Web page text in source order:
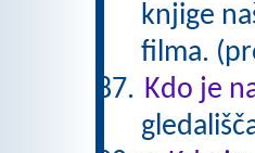
knjige
filma.
Kdo je